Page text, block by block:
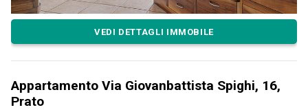
VEDI DETTAGLI IMMOBILE
Appartamento Via Giovanbattista Spighi, 16,
Prato